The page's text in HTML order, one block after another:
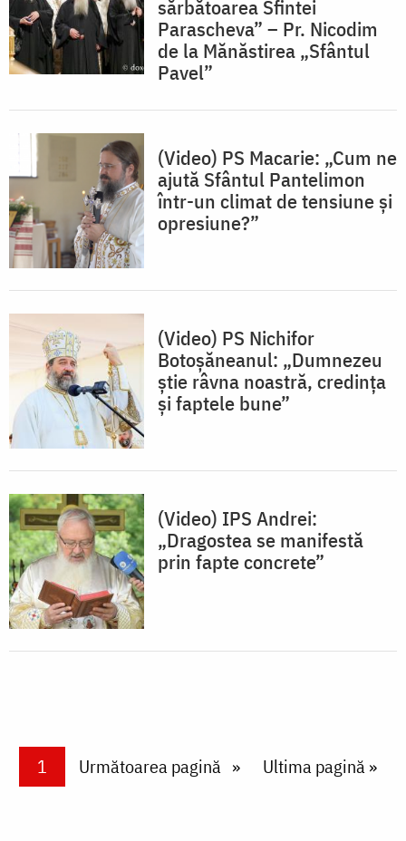
sărbătoarea Sfintei
Parascheva” – Pr. Nicodim
de la Mănăstirea „Sfântul
Pavel”
(Video) PS Macarie: „Cum ne
ajută Sfântul Pantelimon
într-un climat de tensiune și
opresiune?”
(Video) PS Nichifor
Botoșăneanul: „Dumnezeu
știe râvna noastră, credința
și faptele bune”
(Video) IPS Andrei:
„Dragostea se manifestă
prin fapte concrete”
PaginareCurrent page
1 Next page
Următoarea pagină Last page
Ultima pagină »